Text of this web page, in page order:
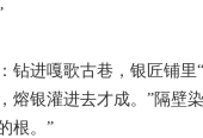
：钻进嘎歌古巷，银匠铺
熔银灌进去才成。”隔壁
根。”